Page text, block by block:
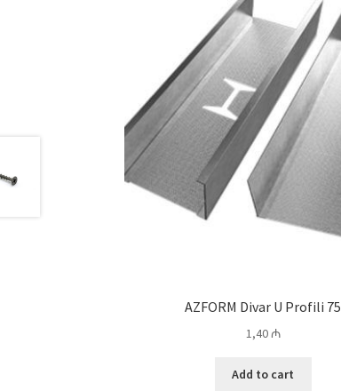
AZFORM Divar U Profili 75
1,40₼
Add to cart